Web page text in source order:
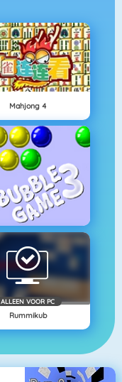
Mahjong 4
ALLEEN VOOR PC
Rummikub